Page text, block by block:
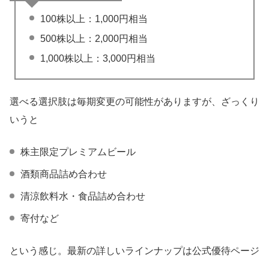
100株以上：1,000円相当
500株以上：2,000円相当
1,000株以上：3,000円相当
選べる選択肢は毎期変更の可能性がありますが、ざっくり
いうと
株主限定プレミアムビール
酒類商品詰め合わせ
清涼飲料水・食品詰め合わせ
寄付など
という感じ。最新の詳しいラインナップは公式優待ページ